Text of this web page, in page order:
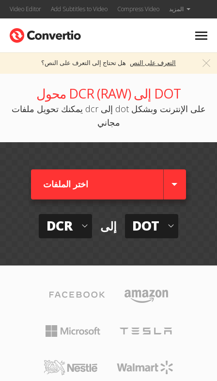
Video Editor Add Subtitles to Video Compress Video المزيد
هل تحتاج إلى التعرف على النص؟ التعرف على النص
محول DCR (RAW) إلى DOT
يمكنك تحويل ملفات dcr إلى dot على الإنترنت وبشكل
مجاني
اختر الملفات
DCR إلى DOT